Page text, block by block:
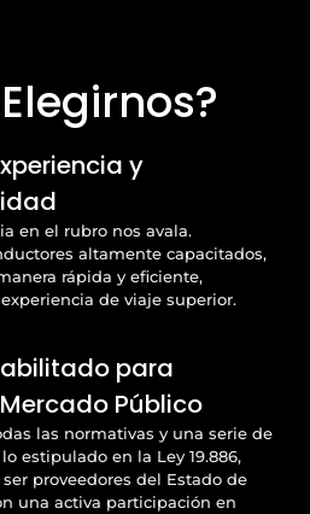
y
en el rubro nos avala.
altamente capacitados,
rápida y eficiente,
de viaje superior.
para
Público
las normativas y una serie de
estipulado en la Ley 19.886,
proveedores del Estado de
una activa participación en